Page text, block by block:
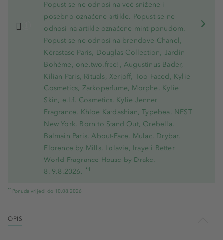
Popust se ne odnosi na već snižene i
posebno označene artikle. Popust se ne
odnosi na artikle označene mint ponudom.
Popust se ne odnosi na brendove Chanel,
Kérastase Paris, Douglas Collection, Jardin
Bohème, one.two.free!, Augustinus Bader,
Kilian Paris, Rituals, Xerjoff, Too Faced, Kylie
Cosmetics, Zarkoperfume, Morphe, Kylie
Skin, e.l.f. Cosmetics, Kylie Jenner
Fragrance, Khloe Kardashian, Typebea, NEST
New York, Born to Stand Out, Orebella,
Balmain Paris, About-Face, Mulac, Drybar,
Florence by Mills, Lolavie, Iraye i Better
World Fragrance House by Drake.
8.-9.8.2026. *1
*1 Ponuda vrijedi do 10.08.2026
OPIS